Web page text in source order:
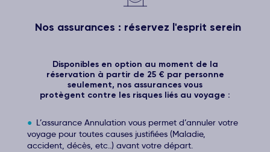
Nos assurances : réservez l'esprit serein
Disponibles en option au moment de la
réservation à partir de 25 € par personne
seulement, nos assurances vous
protègent contre les risques liés au voyage :
L’assurance Annulation vous permet d’annuler votre
voyage pour toutes causes justifiées (Maladie,
accident, décès, etc..) avant votre départ.